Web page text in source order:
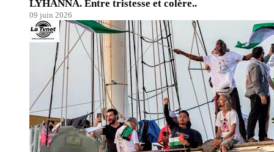
LYHANNA. Entre tristesse et colère..
09 juin 2026